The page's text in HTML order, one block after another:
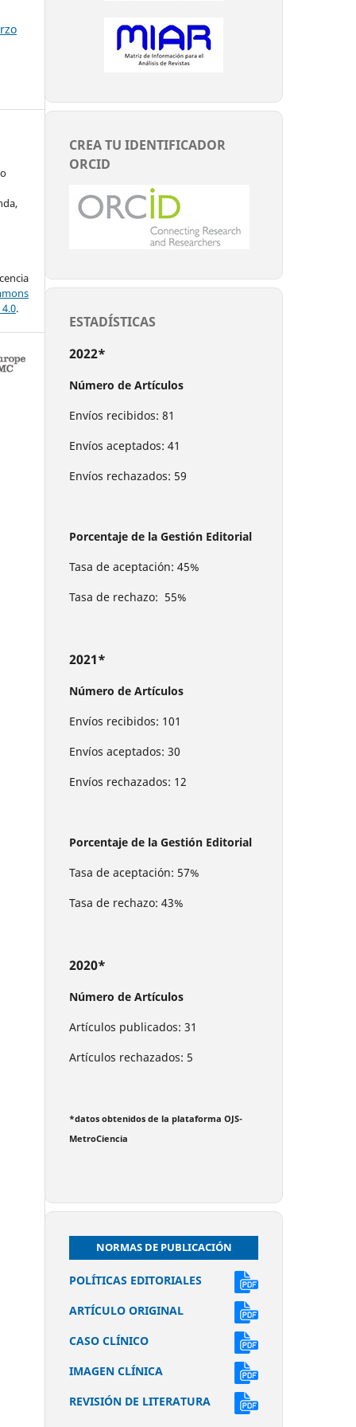
.
CREA TU IDENTIFICADOR
ORCID
ESTADÍSTICAS
2022*
Número de Artículos
Envíos recibidos: 81
Envíos aceptados: 41
Envíos rechazados: 59
Porcentaje de la Gestión Editorial
Tasa de aceptación: 45%
Tasa de rechazo: 55%
2021*
Número de Artículos
Envíos recibidos: 101
Envíos aceptados: 30
Envíos rechazados: 12
Porcentaje de la Gestión Editorial
Tasa de aceptación: 57%
Tasa de rechazo: 43%
2020*
Número de Artículos
Artículos publicados: 31
Artículos rechazados: 5
*datos obtenidos de la plataforma OJS-
MetroCiencia
NORMAS DE PUBLICACIÓN
POLÍTICAS EDITORIALES
ARTÍCULO ORIGINAL
CASO CLÍNICO
IMAGEN CLÍNICA
REVISIÓN DE LITERATURA